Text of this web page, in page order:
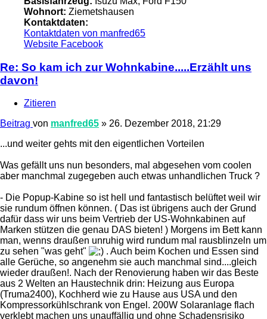
Wohnort: Ziemetshausen
Kontaktdaten:
Kontaktdaten von manfred65
Website Facebook
Re: So kam ich zur Wohnkabine.....Erzählt uns
davon!
Zitieren
Beitrag von manfred65 » 26. Dezember 2018, 21:29
...und weiter gehts mit den eigentlichen Vorteilen
Was gefällt uns nun besonders, mal abgesehen vom coolen
aber manchmal zugegeben auch etwas unhandlichen Truck ?
- Die Popup-Kabine so ist hell und fantastisch belüftet weil wir
sie rundum öffnen können. ( Das ist übrigens auch der Grund
dafür dass wir uns beim Vertrieb der US-Wohnkabinen auf
Marken stützen die genau DAS bieten! ) Morgens im Bett kann
man, wenns draußen unruhig wird rundum mal rausblinzeln um
zu sehen "was geht"
. Auch beim Kochen und Essen sind
alle Gerüche, so angenehm sie auch manchmal sind....gleich
wieder draußen!. Nach der Renovierung haben wir das Beste
aus 2 Welten an Haustechnik drin: Heizung aus Europa
(Truma2400), Kochherd wie zu Hause aus USA und den
Kompressorkühlschrank von Engel. 200W Solaranlage flach
verklebt machen uns unauffällig und ohne Schadensrisiko